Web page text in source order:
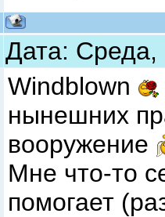
Дата:
Windblown
нынешних
вооружение
Мне что-то
помогает